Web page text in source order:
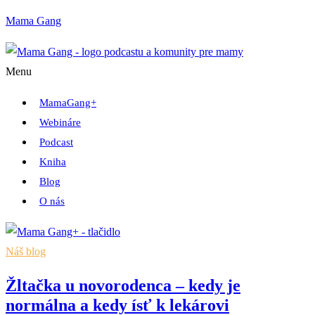
Mama Gang
Menu
MamaGang+
Webináre
Podcast
Kniha
Blog
O nás
Náš blog
Žltačka u novorodenca – kedy je
normálna a kedy ísť k lekárovi